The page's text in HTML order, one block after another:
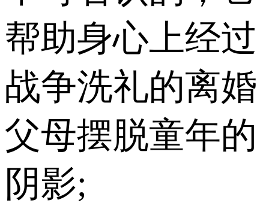
帮助身心上经过
战争洗礼的离婚
父母摆脱童年的
阴影;